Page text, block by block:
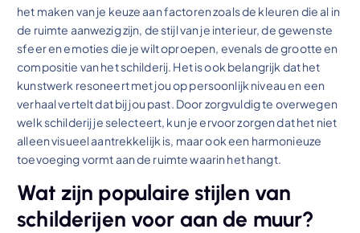
het maken van je keuze aan factoren zoals de kleuren die al in
de ruimte aanwezig zijn, de stijl van je interieur, de gewenste
sfeer en emoties die je wilt oproepen, evenals de grootte en
compositie van het schilderij. Het is ook belangrijk dat het
kunstwerk resoneert met jou op persoonlijk niveau en een
verhaal vertelt dat bij jou past. Door zorgvuldig te overwegen
welk schilderij je selecteert, kun je ervoor zorgen dat het niet
alleen visueel aantrekkelijk is, maar ook een harmonieuze
toevoeging vormt aan de ruimte waarin het hangt.
Wat zijn populaire stijlen van
schilderijen voor aan de muur?